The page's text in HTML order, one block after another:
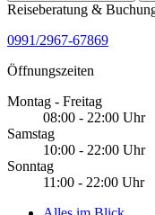
Reiseberatung &
0991/2967-67869
Öffnungszeiten
Montag - Freitag
08:00 - 22:00 Uhr
Samstag
10:00 - 22:00 Uhr
Sonntag
11:00 - 22:00 Uhr